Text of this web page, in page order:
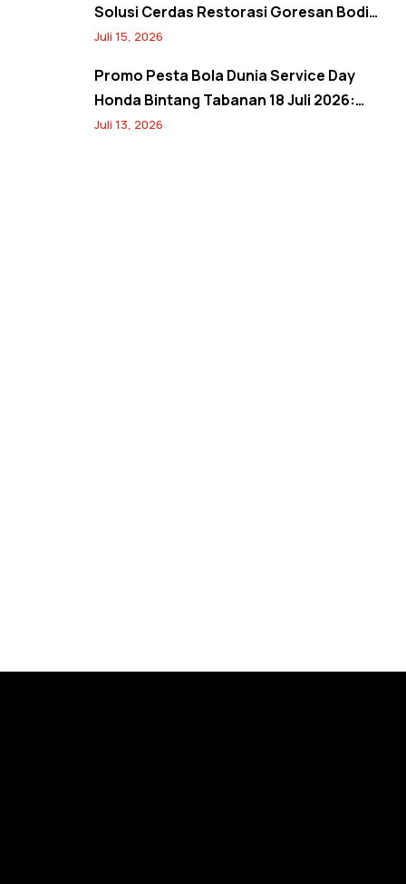
Solusi Cerdas Restorasi Goresan Bodi
Mobil Hemat Biaya
Juli 15, 2026
Promo Pesta Bola Dunia Service Day
Honda Bintang Tabanan 18 Juli 2026:
Banjir Diskon Servis hingga 20% dan
Juli 13, 2026